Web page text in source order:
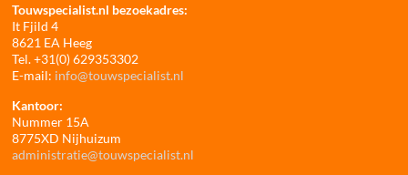
Touwspecialist.nl bezoekadres:
It Fjild 4
8621 EA Heeg
Tel. +31(0) 629353302
E-mail: info@touwspecialist.nl
Kantoor:
Nummer 15A
8775XD Nijhuizum
administratie@touwspecialist.nl